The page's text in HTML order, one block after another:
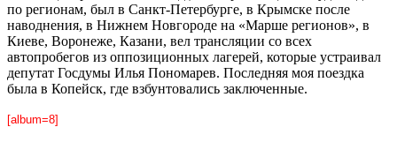
по регионам, был в Санкт-Петербурге, в Крымске после
наводнения, в Нижнем Новгороде на «Марше регионов», в
Киеве, Воронеже, Казани, вел трансляции со всех
автопробегов из оппозиционных лагерей, которые устраивал
депутат Госдумы Илья Пономарев. Последняя моя поездка
была в Копейск, где взбунтовались заключенные.
[album=8]